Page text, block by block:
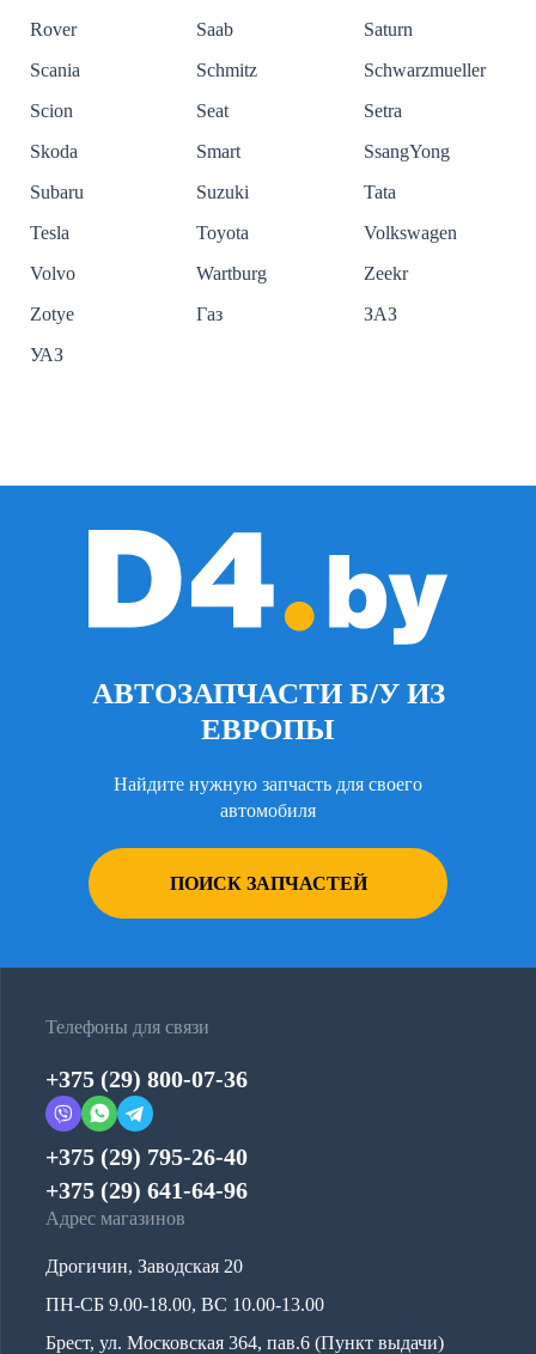
Rover
Saab
Saturn
Scania
Schmitz
Schwarzmueller
Scion
Seat
Setra
Skoda
Smart
SsangYong
Subaru
Suzuki
Tata
Tesla
Toyota
Volkswagen
Volvo
Wartburg
Zeekr
Zotye
Газ
ЗАЗ
УАЗ
АВТОЗАПЧАСТИ Б/У ИЗ
ЕВРОПЫ
Найдите нужную запчасть для своего
автомобиля
ПОИСК ЗАПЧАСТЕЙ
Телефоны для связи
+375 (29) 800-07-36
+375 (29) 795-26-40
+375 (29) 641-64-96
Адрес магазинов
Дрогичин, Заводская 20
ПН-СБ 9.00-18.00, ВС 10.00-13.00
Брест, ул. Московская 364, пав.6 (Пункт выдачи)